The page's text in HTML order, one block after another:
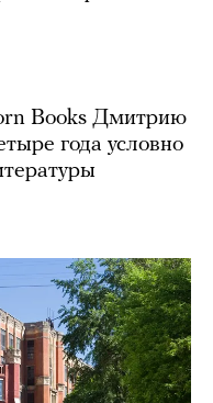
Books Дмитрию
года условно